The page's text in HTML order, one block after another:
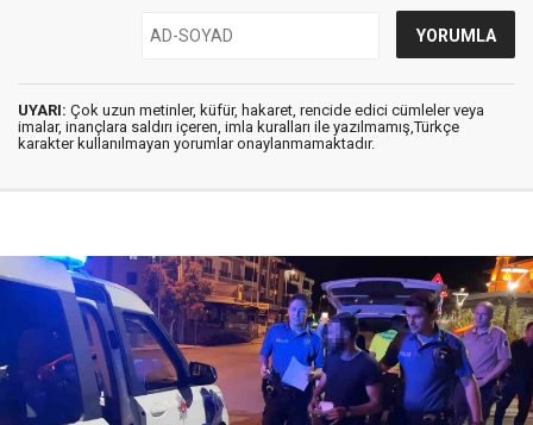
UYARI: Çok uzun metinler, küfür, hakaret, rencide edici cümleler veya
imalar, inançlara saldırı içeren, imla kuralları ile yazılmamış,Türkçe
karakter kullanılmayan yorumlar onaylanmamaktadır.